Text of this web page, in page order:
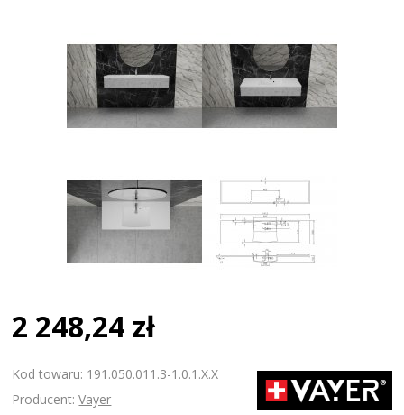
2 248,24 zł
Kod towaru: 191.050.011.3-1.0.1.X.X
Producent:Vayer